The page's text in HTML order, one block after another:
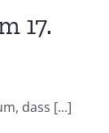
17.
dass [...]